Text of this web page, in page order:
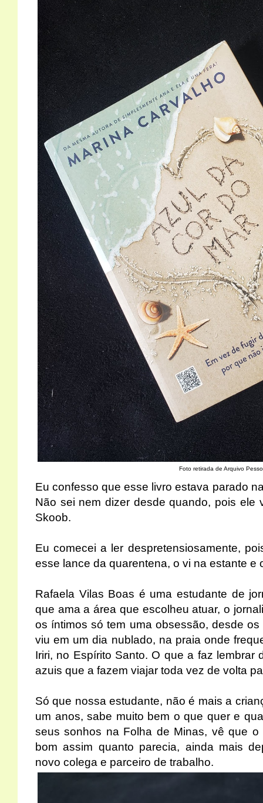
Foto retirada de Arquivo
Eu confesso que esse livro estava parado
Não sei nem dizer desde quando, pois ele
Skoob.
Eu comecei a ler despretensiosamente,
esse lance da quarentena, o vi na estante e
Rafaela Vilas Boas é uma estudante de
que ama a área que escolheu atuar, o
os íntimos só tem uma obsessão, desde
viu em um dia nublado, na praia onde
Iriri, no Espírito Santo. O que a faz lembrar
azuis que a fazem viajar toda vez de volta
Só que nossa estudante, não é mais a
um anos, sabe muito bem o que quer e
seus sonhos na Folha de Minas, vê que
bom assim quanto parecia, ainda mais
novo colega e parceiro de trabalho.